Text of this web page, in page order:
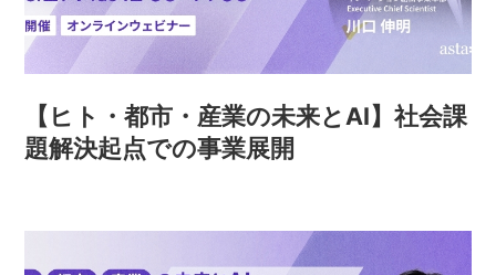
【ヒト・都市・産業の未来とAI】社会課
題解決起点での事業展開